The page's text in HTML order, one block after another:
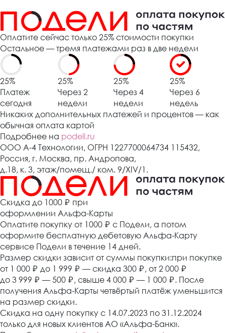
Оплатите сейчас только 25% стоимости покупки
Остальное — тремя платежами раз в две недели
25%
Платеж
сегодня
25%
Через 2
недели
25%
Через 4
недели
25%
Через 6
недель
Никаких дополнительных платежей и процентов — как
обычная оплата картой
Подробнее на podeli.ru
ООО А-4 Технологии, ОГРН 1227700064734 115432,
Россия, г. Москва, пр. Андропова,
д.18, к. 3, этаж/помещ./ ком. 9/XIV/1.
Cкидка до 1000 ₽ при
оформлении Альфа-Карты
Оплатите покупку от 1000 ₽ с Подели, а потом
оформите бесплатную дебетовую Альфа-Карту
сервисе Подели в течение 14 дней.
Размер скидки зависит от суммы покупки:при покупке
от 1 000 ₽ до 1 999 ₽ — скидка 300 ₽, от 2 000 ₽
до 3 999 ₽ — 500 ₽, свыше 4 000 ₽ — 1 000 ₽. После
получения Альфа-Карты четвёртый платёж уменьшится
на размер скидки.
Скидка на одну покупку с 14.07.2023 по 31.12.2024
только для новых клиентов АО «Альфа-Банк».